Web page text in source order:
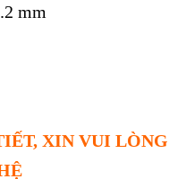
mm
XIN VUI LÒNG